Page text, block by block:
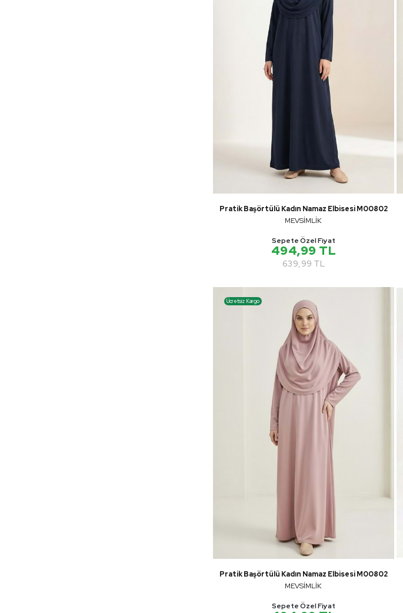
Pratik Başörtülü Kadın Namaz Elbisesi M00802
MEVSİMLİK
Sepete Özel Fiyat
494,99 TL
639,99 TL
Ücretsiz Kargo
Pratik Başörtülü Kadın Namaz Elbisesi M00802
MEVSİMLİK
Sepete Özel Fiyat